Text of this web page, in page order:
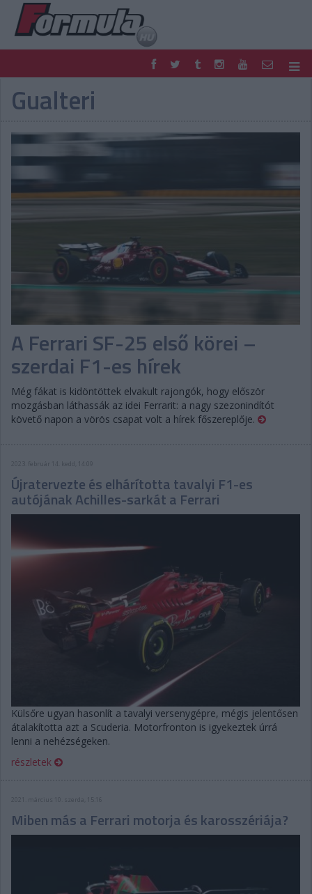
F1
FORMULA
RETRO
LIVE
DIGITÁLIS MAGAZIN
PONTÁLLÁSOK
Gualteri
A Ferrari SF-25 első körei –
szerdai F1-es hírek
Még fákat is kidöntöttek elvakult rajongók, hogy először
mozgásban láthassák az idei Ferrarit: a nagy szezonindítót
követő napon a vörös csapat volt a hírek főszereplője.
2023. február 14. kedd, 14:09
Újratervezte és elhárította tavalyi F1-es
autójának Achilles-sarkát a Ferrari
Külsőre ugyan hasonlít a tavalyi versenygépre, mégis jelentősen
átalakította azt a Scuderia. Motorfronton is igyekeztek úrrá
lenni a nehézségeken.
részletek
2021. március 10. szerda, 15:16
Miben más a Ferrari motorja és karosszériája?